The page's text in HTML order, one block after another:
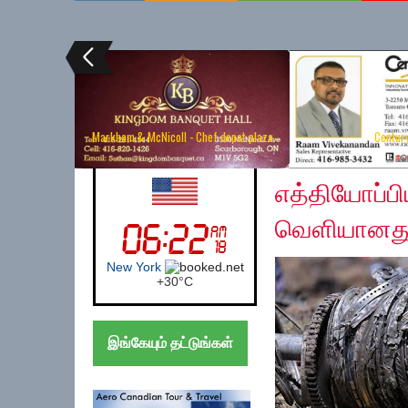
Markham & McNicoll - Chef depot plaza
UK (London)
London
+22°C
இங்கேயும் தட்டுங்கள்
Thursday, March 21,